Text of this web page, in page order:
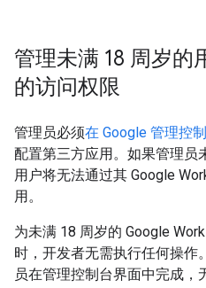
管理未满 18 周岁的
的访问权限
管理员必须在 Google 管理控
配置第三方应用。如果管理员
用户将无法通过其 Google
用。
为未满 18 周岁的 Google
时，开发者无需执行任何操作
员在管理控制台界面中完成，